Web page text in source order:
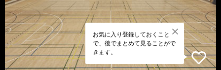
お気に入り登録しておくこと
で、後でまとめて見ることがで
きます。